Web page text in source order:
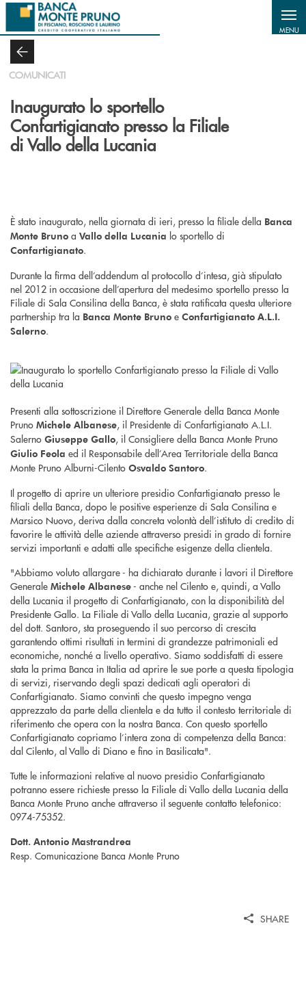
Salta al contenuto principale
MENU
COMUNICATI
Inaugurato lo sportello
Confartigianato presso la Filiale
di Vallo della Lucania
È stato inaugurato, nella giornata di ieri, presso la filiale della Banca
Monte Bruno a Vallo della Lucania lo sportello di
Confartigianato.
Durante la firma dell’addendum al protocollo d’intesa, già stipulato
nel 2012 in occasione dell’apertura del medesimo sportello presso la
Filiale di Sala Consilina della Banca, è stata ratificata questa ulteriore
partnership tra la Banca Monte Bruno e Confartigianato A.L.I.
Salerno.
Presenti alla sottoscrizione il Direttore Generale della Banca Monte
Pruno Michele Albanese, il Presidente di Confartigianato A.L.I.
Salerno Giuseppe Gallo, il Consigliere della Banca Monte Pruno
Giulio Feola ed il Responsabile dell’Area Territoriale della Banca
Monte Pruno Alburni-Cilento Osvaldo Santoro.
Il progetto di aprire un ulteriore presidio Confartigianato presso le
filiali della Banca, dopo le positive esperienze di Sala Consilina e
Marsico Nuovo, deriva dalla concreta volontà dell’istituto di credito di
favorire le attività delle aziende attraverso presidi in grado di fornire
servizi importanti e adatti alle specifiche esigenze della clientela.
"Abbiamo voluto allargare - ha dichiarato durante i lavori il Direttore
Generale Michele Albanese- anche nel Cilento e, quindi, a Vallo
della Lucania il progetto di Confartigianato, con la disponibilità del
Presidente Gallo. La Filiale di Vallo della Lucania, grazie al supporto
del dott. Santoro, sta proseguendo il suo percorso di crescita
garantendo ottimi risultati in termini di grandezze patrimoniali ed
economiche, nonché a livello operativo. Siamo soddisfatti di essere
stata la prima Banca in Italia ad aprire le sue porte a questa tipologia
di servizi, riservando degli spazi dedicati agli operatori di
Confartigianato. Siamo convinti che questo impegno venga
apprezzato da parte della clientela e da tutto il contesto territoriale di
riferimento che opera con la nostra Banca. Con questo sportello
Confartigianato copriamo l’intera zona di competenza della Banca:
dal Cilento, al Vallo di Diano e fino in Basilicata".
Tutte le informazioni relative al nuovo presidio Confartigianato
potranno essere richieste presso la Filiale di Vallo della Lucania della
Banca Monte Pruno anche attraverso il seguente contatto telefonico:
0974-75352.
Dott. Antonio Mastrandrea
Resp. Comunicazione Banca Monte Pruno
SHARE